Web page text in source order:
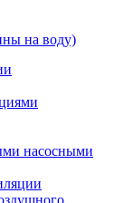
на воду)
насосными